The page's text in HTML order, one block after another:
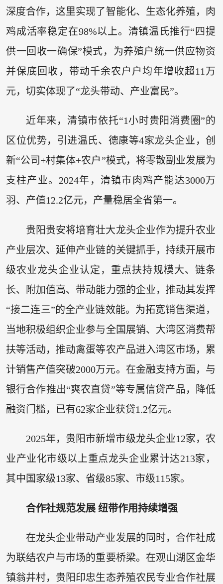
深度合作，这里实现了智能化、生态化养殖，肉
鸡成活率稳定在98%以上。清镇温氏推行“四提
供一回收一确保”模式，为养殖户统一供应物资
并保底回收，带动千余农户户均年增收超11万
元，切实体现了“龙头带动、产业富民”。
近年来，清镇市依托“1小时贵阳消费圈”的
区位优势，引进温氏、德康等4家龙头企业，创
新“公司+村集体+农户”模式，将零散副业发展为
支柱产业。2024年，清镇市肉鸡产能达3000万
羽、产值12.2亿元，产量稳居全省第一。
贵阳贵安将培育壮大龙头企业作为提升农业
产业层次、延伸产业链的关键抓手，持续开展市
级农业龙头企业认定，重点扶持规模大、链条
长、附加值高、带动能力强的企业，推动其发挥
“接二连三”的全产业链效能。为拓宽销售渠道，
当地积极组织企业参与全国展销、大湾区消费帮
扶等活动，推动禽蛋等农产品进入湾区市场，累
计销售产值突破2000万元。在金融支持方面，与
银行合作推出“爽农直贷”等专属信贷产品，降低
融资门槛，已有62家企业获贷1.2亿元。
2025年，贵阳市新增市级龙头企业12家，农
业产业化市级以上重点龙头企业累计达213家，
其中国家级13家、省级85家、市级115家。
合作社规范发展 纽带作用持续增强
在龙头企业带动产业发展的同时，合作社成
为联结农户与市场的重要桥梁。在观山湖区金华
镇翁井村，贵阳印忠生态养殖农民专业合作社展